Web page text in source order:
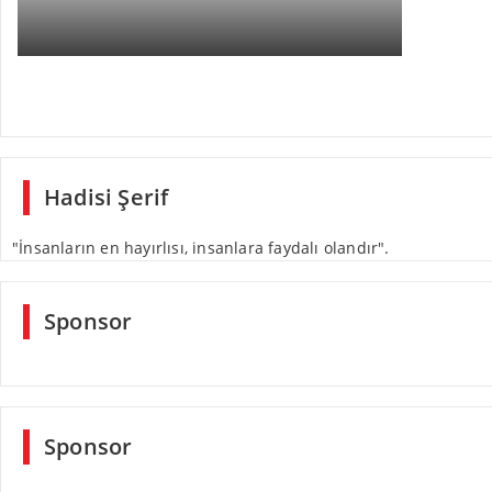
Hadisi Şerif
"İnsanların en hayırlısı, insanlara faydalı olandır".
Sponsor
Sponsor